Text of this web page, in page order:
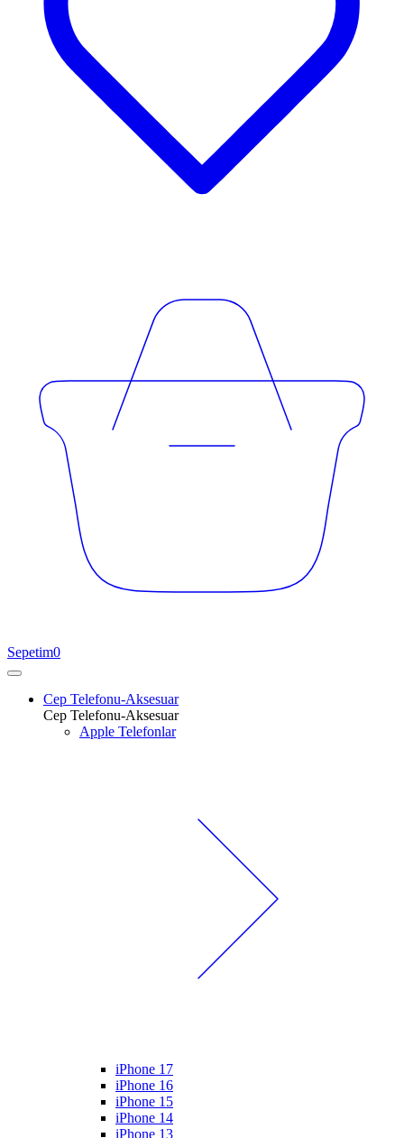
Sepetim0
Cep Telefonu-Aksesuar
Cep Telefonu-Aksesuar
Apple Telefonlar
iPhone 17
iPhone 16
iPhone 15
iPhone 14
iPhone 13